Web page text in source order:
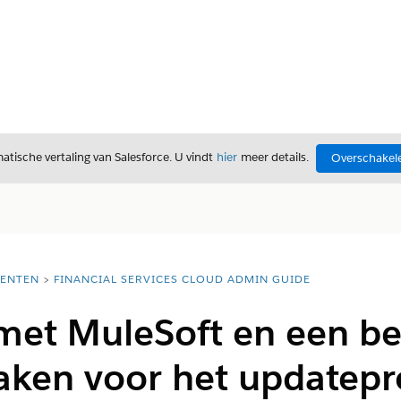
vertaling van Salesforce. U vindt hier meer details.
FINANCIAL SERVICES CLOUD ADMIN GUIDE
MuleSoft en een
voor het